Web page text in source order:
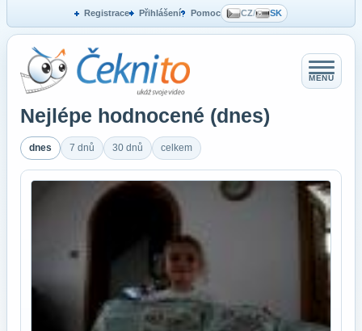
Registrace Přihlášení Pomoc CZ/ SK
MENU
Nejlépe hodnocené (dnes)
dnes 7 dnů 30 dnů celkem